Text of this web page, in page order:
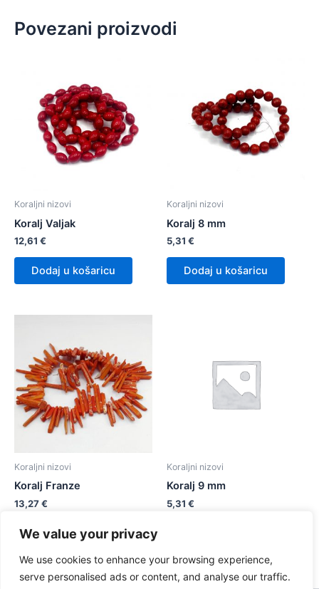
We value your privacy
We use cookies to enhance your browsing experience,
serve personalised ads or content, and analyse our traffic.
Povezani proizvodi
Koraljni nizovi
Koralj Valjak
12,61 €
Dodaj u košaricu
Koraljni nizovi
Koralj 8 mm
5,31 €
Dodaj u košaricu
Koraljni nizovi
Koralj Franze
13,27€
Dodaj u košaricu
Koraljni nizovi
Koralj 9 mm
5,31 €